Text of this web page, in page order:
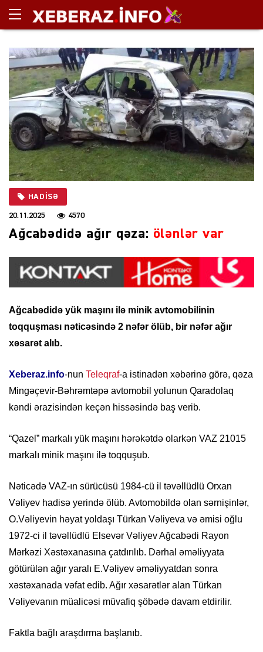
HADISƏ
20.11.2025 4570
Ağcabədidə ağır qəza: ölənlər var
Ağcabədidə yük maşını ilə minik avtomobilinin
toqquşması nəticəsində 2 nəfər ölüb, bir nəfər ağır
xəsarət alıb.
Xeberaz.info-nun Teleqraf-a istinadən xəbərinə görə, qəza
Mingəçevir-Bəhrəmtəpə avtomobil yolunun Qaradolaq
kəndi ərazisindən keçən hissəsində baş verib.
“Qazel” markalı yük maşını hərəkətdə olarkən VAZ 21015
markalı minik maşını ilə toqquşub.
Nəticədə VAZ-ın sürücüsü 1984-cü il təvəllüdlü Orxan
Vəliyev hadisə yerində ölüb. Avtomobildə olan sərnişinlər,
O.Vəliyevin həyat yoldaşı Türkan Vəliyeva və əmisi oğlu
1972-ci il təvəllüdlü Elsevər Vəliyev Ağcabədi Rayon
Mərkəzi Xəstəxanasına çatdırılıb. Dərhal əməliyyata
götürülən ağır yaralı E.Vəliyev əməliyyatdan sonra
xəstəxanada vəfat edib. Ağır xəsarətlər alan Türkan
Vəliyevanın müalicəsi müvafiq şöbədə davam etdirilir.
Faktla bağlı araşdırma başlanıb.